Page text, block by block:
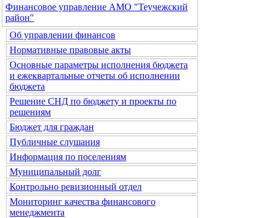
Финансовое управление АМО "Теучежский
район"
Об управлении финансов
Нормативные правовые акты
Основные параметры исполнения бюджета
и ежеквартальные отчеты об исполнении
бюджета
Решение СНД по бюджету и проекты по
решениям
Бюджет для граждан
Публичные слушания
Информация по поселениям
Муниципальный долг
Контрольно ревизионный отдел
Мониторинг качества финансового
менеджмента